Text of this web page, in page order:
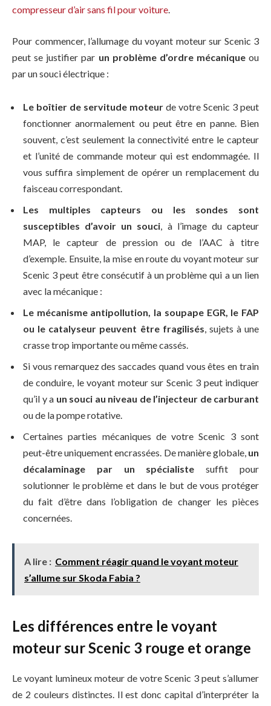
compresseur d’air sans fil pour voiture.
Pour commencer, l’allumage du voyant moteur sur Scenic 3
peut se justifier par un problème d’ordre mécaniqueou
par un souci électrique :
Le boîtier de servitude moteur de votre Scenic 3 peut
fonctionner anormalement ou peut être en panne. Bien
souvent, c’est seulement la connectivité entre le capteur
et l’unité de commande moteur qui est endommagée. Il
vous suffira simplement de opérer un remplacement du
faisceau correspondant.
Les multiples capteurs ou les sondes sont
susceptibles d’avoir un souci, à l’image du capteur
MAP, le capteur de pression ou de l’AAC à titre
d’exemple. Ensuite, la mise en route du voyant moteur sur
Scenic 3 peut être consécutif à un problème qui a un lien
avec la mécanique :
Le mécanisme antipollution, la soupape EGR, le FAP
ou le catalyseur peuvent être fragilisés, sujets à une
crasse trop importante ou même cassés.
Si vous remarquez des saccades quand vous êtes en train
de conduire, le voyant moteur sur Scenic 3 peut indiquer
qu’il y a un souci au niveau de l’injecteur de carburant
ou de la pompe rotative.
Certaines parties mécaniques de votre Scenic 3 sont
peut-être uniquement encrassées. De manière globale, un
décalaminage par un spécialiste suffit pour
solutionner le problème et dans le but de vous protéger
du fait d’être dans l’obligation de changer les pièces
concernées.
A lire : Comment réagir quand le voyant moteur
s’allume sur Skoda Fabia ?
Les différences entre le voyant
moteur sur Scenic 3 rouge et orange
Le voyant lumineux moteur de votre Scenic 3 peut s’allumer
de 2 couleurs distinctes. Il est donc capital d’interpréter la